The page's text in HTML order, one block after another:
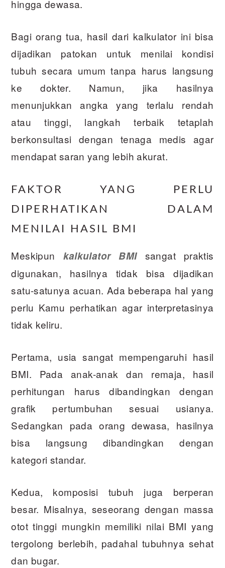
hingga dewasa.
Bagi orang tua, hasil dari kalkulator ini bisa
dijadikan patokan untuk menilai kondisi
tubuh secara umum tanpa harus langsung
ke dokter. Namun, jika hasilnya
menunjukkan angka yang terlalu rendah
atau tinggi, langkah terbaik tetaplah
berkonsultasi dengan tenaga medis agar
mendapat saran yang lebih akurat.
FAKTOR YANG PERLU
DIPERHATIKAN DALAM
MENILAI HASIL BMI
Meskipun kalkulator BMIsangat praktis
digunakan, hasilnya tidak bisa dijadikan
satu-satunya acuan. Ada beberapa hal yang
perlu Kamu perhatikan agar interpretasinya
tidak keliru.
Pertama, usia sangat mempengaruhi hasil
BMI. Pada anak-anak dan remaja, hasil
perhitungan harus dibandingkan dengan
grafik pertumbuhan sesuai usianya.
Sedangkan pada orang dewasa, hasilnya
bisa langsung dibandingkan dengan
kategori standar.
Kedua, komposisi tubuh juga berperan
besar. Misalnya, seseorang dengan massa
otot tinggi mungkin memiliki nilai BMI yang
tergolong berlebih, padahal tubuhnya sehat
dan bugar.